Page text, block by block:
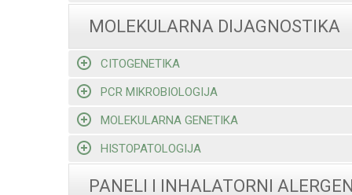
MOLEKULARNA DIJAGNOSTIKA
CITOGENETIKA
PCR MIKROBIOLOGIJA
MOLEKULARNA GENETIKA
HISTOPATOLOGIJA
PANELI I INHALATORNI